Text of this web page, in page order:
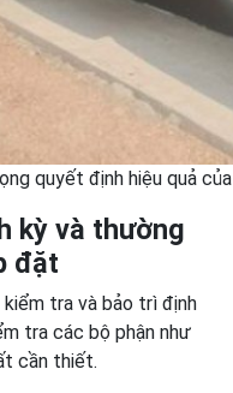
quyết định hiệu quả
kỳ và thường
đặt
tra và bảo trì định
tra các bộ phận như
cần thiết.